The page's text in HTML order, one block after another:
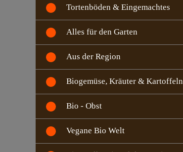
Tortenböden & Eingemachtes
Alles für den Garten
Aus der Region
Biogemüse, Kräuter & Kartoffeln
Bio - Obst
Vegane Bio Welt